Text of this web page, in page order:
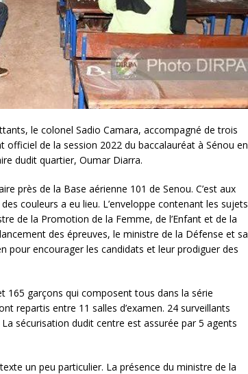
le colonel Sadio Camara, accompagné de trois
de la session 2022 du baccalauréat à Sénou en
dudit quartier, Oumar Diarra.
près de la Base aérienne 101 de Senou. C’est aux
couleurs a eu lieu. L’enveloppe contenant les sujets
de la Promotion de la Femme, de l’Enfant et de la
des épreuves, le ministre de la Défense et sa
pour encourager les candidats et leur prodiguer des
165 garçons qui composent tous dans la série
repartis entre 11 salles d’examen. 24 surveillants
sécurisation dudit centre est assurée par 5 agents
un peu particulier. La présence du ministre de la